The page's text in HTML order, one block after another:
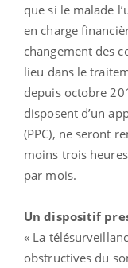
que si le malade
en charge
changement des
lieu dans le
depuis octobre
disposent d’un
(PPC), ne seront
moins trois
par mois.
Un dispositif
« La
obstructives du